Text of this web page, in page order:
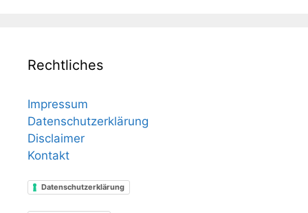
Rechtliches
Impressum
Datenschutzerklärung
Disclaimer
Kontakt
Datenschutzerklärung